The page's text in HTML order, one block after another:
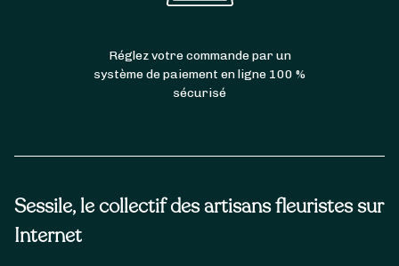
Sessile, le collectif des artisans fleuristes sur
Internet
Réglez votre commande par un
système de paiement en ligne 100 %
sécurisé